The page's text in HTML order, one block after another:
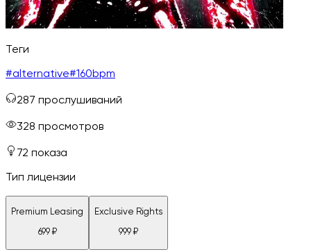
Теги
#alternative#160bpm
287 прослушиваний
328 просмотров
72 показа
Тип лицензии
Premium Leasing
699₽
Exclusive Rights
999₽